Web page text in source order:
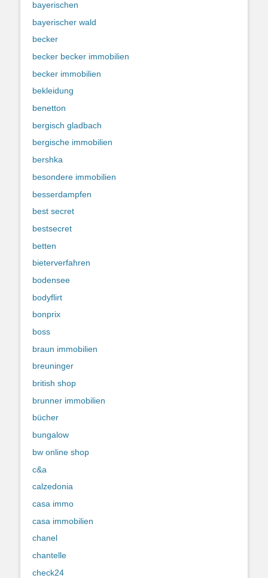
bayerischen
bayerischer wald
becker
becker becker immobilien
becker immobilien
bekleidung
benetton
bergisch gladbach
bergische immobilien
bershka
besondere immobilien
besserdampfen
best secret
bestsecret
betten
bieterverfahren
bodensee
bodyflirt
bonprix
boss
braun immobilien
breuninger
british shop
brunner immobilien
bücher
bungalow
bw online shop
c&a
calzedonia
casa immo
casa immobilien
chanel
chantelle
check24